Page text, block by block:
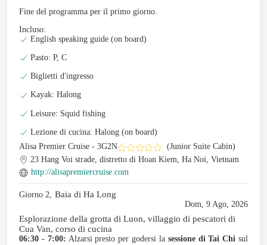
Fine del programma per il primo giorno.
Incluso:
English speaking guide (on board)
Pasto: P, C
Biglietti d'ingresso
Kayak: Halong
Leisure: Squid fishing
Lezione di cucina: Halong (on board)
Alisa Premier Cruise - 3G2N
(Junior Suite Cabin)
23 Hang Voi strade, distretto di Hoan Kiem, Ha Noi, Vietnam
http://alisapremiercruise.com
Giorno 2, Baia di Ha Long
Dom, 9 Ago, 2026
Esplorazione della grotta di Luon, villaggio di pescatori di
Cua Van, corso di cucina
06:30 - 7:00: Alzarsi presto per godersi la sessione di Tai Chi sul